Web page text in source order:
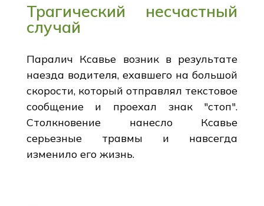
Трагический несчастный
случай
Паралич Ксавье возник в результате
наезда водителя, ехавшего на большой
скорости, который отправлял текстовое
сообщение и проехал знак "стоп".
Столкновение нанесло Ксавье
серьезные травмы и навсегда
изменило его жизнь.